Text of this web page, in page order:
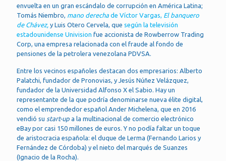
envuelta en un gran escándalo de corrupción en América Latina;
Tomás Niembro, mano derecha de Víctor Vargas, El banquero
de Chávez, y Luis Otero Cervela, que según la televisión
estadounidense Univision fue accionista de Rowberrow Trading
Corp, una empresa relacionada con el fraude al fondo de
pensiones de la petrolera venezolana PDVSA.
Entre los vecinos españoles destacan dos empresarios: Alberto
Palatchi, fundador de Pronovias, y Jesús Núñez Velázquez,
fundador de la Universidad Alfonso X el Sabio. Hay un
representante de la que podría denominarse nueva élite digital,
como el emprendedor español Ander Michelena, que en 2016
vendió su start-up a la multinacional de comercio electrónico
eBay por casi 150 millones de euros. Y no podía faltar un toque
de aristocracia española: el duque de Lerma (Fernando Larios y
Fernández de Córdoba) y el nieto del marqués de Suanzes
(Ignacio de la Rocha).